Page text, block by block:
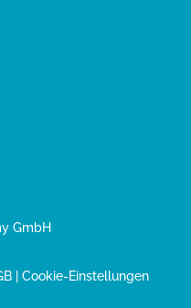
GmbH
| Cookie-Einstellungen